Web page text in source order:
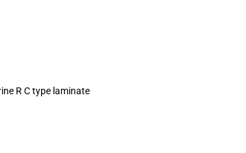
R C type laminate